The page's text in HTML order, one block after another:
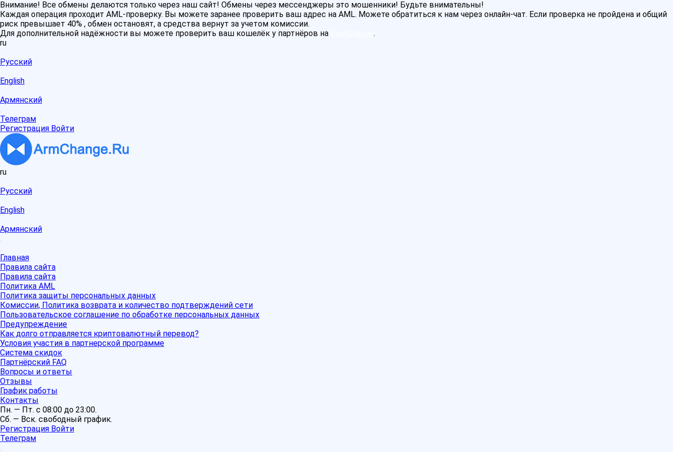
Внимание! Все обмены делаются только через наш сайт! Обмены через мессенджеры это мошенники! Будьте внимательны!
Каждая операция проходит AML-проверку. Вы можете заранее проверить ваш адрес на AML. Можете обратиться к нам через онлайн-чат. Если проверка не пройдена и общий
риск превышает 40% , обмен остановят, а средства вернут за учетом комиссии.
Для дополнительной надёжности вы можете проверить ваш кошелёк у партнёров на
.
ru
Русский
English
Армянский
Телеграм
Регистрация Войти
ru
Русский
English
Армянский
Главная
Правила сайта
Правила сайта
Политика AML
Политика защиты персональных данных
Комиссии, Политика возврата и количество подтверждений сети
Пользовательское соглашение по обработке персональных данных
Предупреждение
Как долго отправляется криптовалютный перевод?
Условия участия в партнерской программе
Система скидок
Партнёрский FAQ
Вопросы и ответы
Отзывы
График работы
Контакты
Пн. — Пт. с 08:00 до 23:00.
Сб. — Вск. свободный график.
Регистрация Войти
Телеграм